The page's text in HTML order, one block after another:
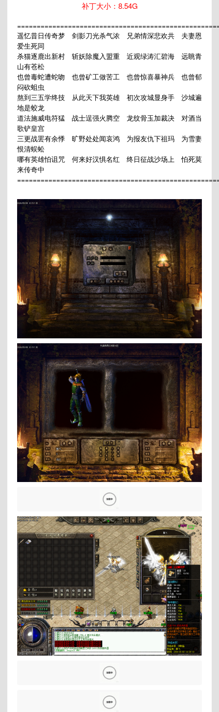
补丁大小：8.54G
遥忆昔日传奇梦 剑影刀光杀气浓 兄弟情深悲欢共 夫妻恩
爱生死同
杀猫逐鹿出新村 斩妖除魔入盟重 近观绿涛汇碧海 远眺青
山有苍松
也曾毒蛇遭蛇吻 也曾矿工做苦工 也曾惊喜暴神兵 也曾郁
闷砍蛆虫
熬到三五学终技 从此天下我英雄 初次攻城显身手 沙城遍
地是蛟龙
道法施威电符猛 战士逞强火腾空 龙纹骨玉加裁决 对酒当
歌铲皇宫
三更战罢有余悸 旷野处处闻哀鸿 为报友仇下祖玛 为雪妻
恨清蜈蚣
哪有英雄怕诅咒 何来好汉惧名红 终日征战沙场上 怕死莫
来传奇中